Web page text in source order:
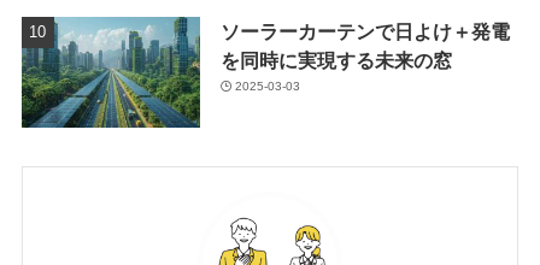
ソーラーカーテンで日よけ＋発電
を同時に実現する未来の窓
2025-03-03